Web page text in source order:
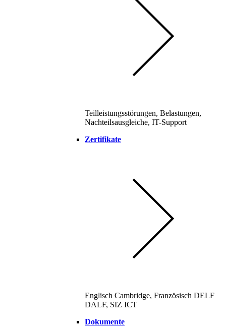
Teilleistungsstörungen, Belastungen,
Nachteilsausgleiche, IT-Support
Zertifikate
Englisch Cambridge, Französisch DELF
DALF, SIZ ICT
Dokumente